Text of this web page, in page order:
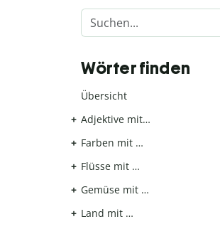
Wörter finden
Übersicht
Adjektive mit…
Farben mit …
Flüsse mit …
Gemüse mit …
Land mit …